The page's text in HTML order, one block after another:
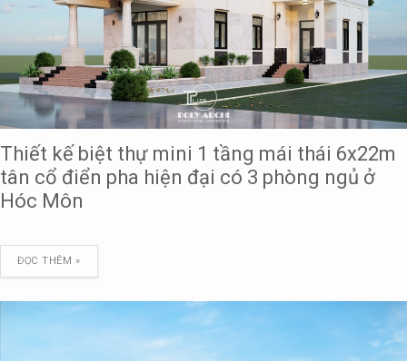
Thiết kế biệt thự mini 1 tầng mái thái 6x22m
tân cổ điển pha hiện đại có 3 phòng ngủ ở
Hóc Môn
ĐỌC THÊM »